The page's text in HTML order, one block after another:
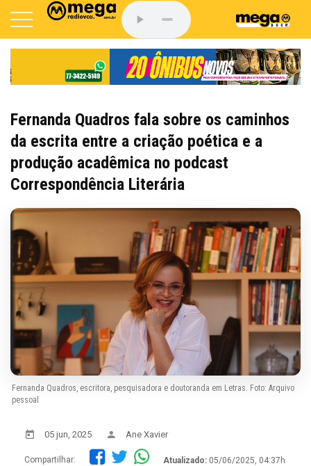
Fernanda Quadros fala sobre os caminhos
da escrita entre a criação poética e a
produção acadêmica no podcast
Correspondência Literária
Fernanda Quadros, escritora, pesquisadora e doutoranda em Letras. Foto: Arquivo
pessoal
05 jun, 2025 Ane Xavier
Compartilhar: Atualizado: 05/06/2025, 04:37h